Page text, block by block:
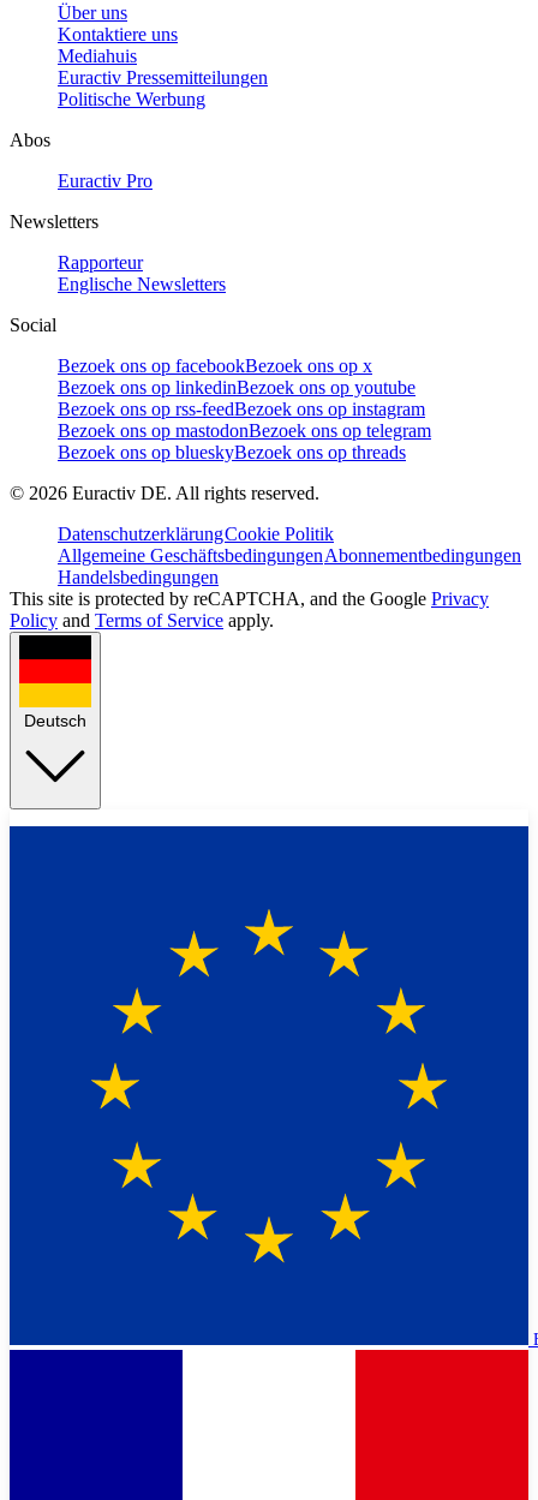
Über uns
Kontaktiere uns
Mediahuis
Euractiv Pressemitteilungen
Politische Werbung
Abos
Euractiv Pro
Newsletters
Rapporteur
Englische Newsletters
Social
Bezoek ons op facebookBezoek ons op x
Bezoek ons op linkedinBezoek ons op youtube
Bezoek ons op rss-feedBezoek ons op instagram
Bezoek ons op mastodonBezoek ons op telegram
Bezoek ons op blueskyBezoek ons op threads
© 2026 Euractiv DE. All rights reserved.
DatenschutzerklärungCookie Politik
Allgemeine GeschäftsbedingungenAbonnementbedingungen
Handelsbedingungen
This site is protected by reCAPTCHA, and the Google Privacy
Policy and Terms of Service apply.
Deutsch